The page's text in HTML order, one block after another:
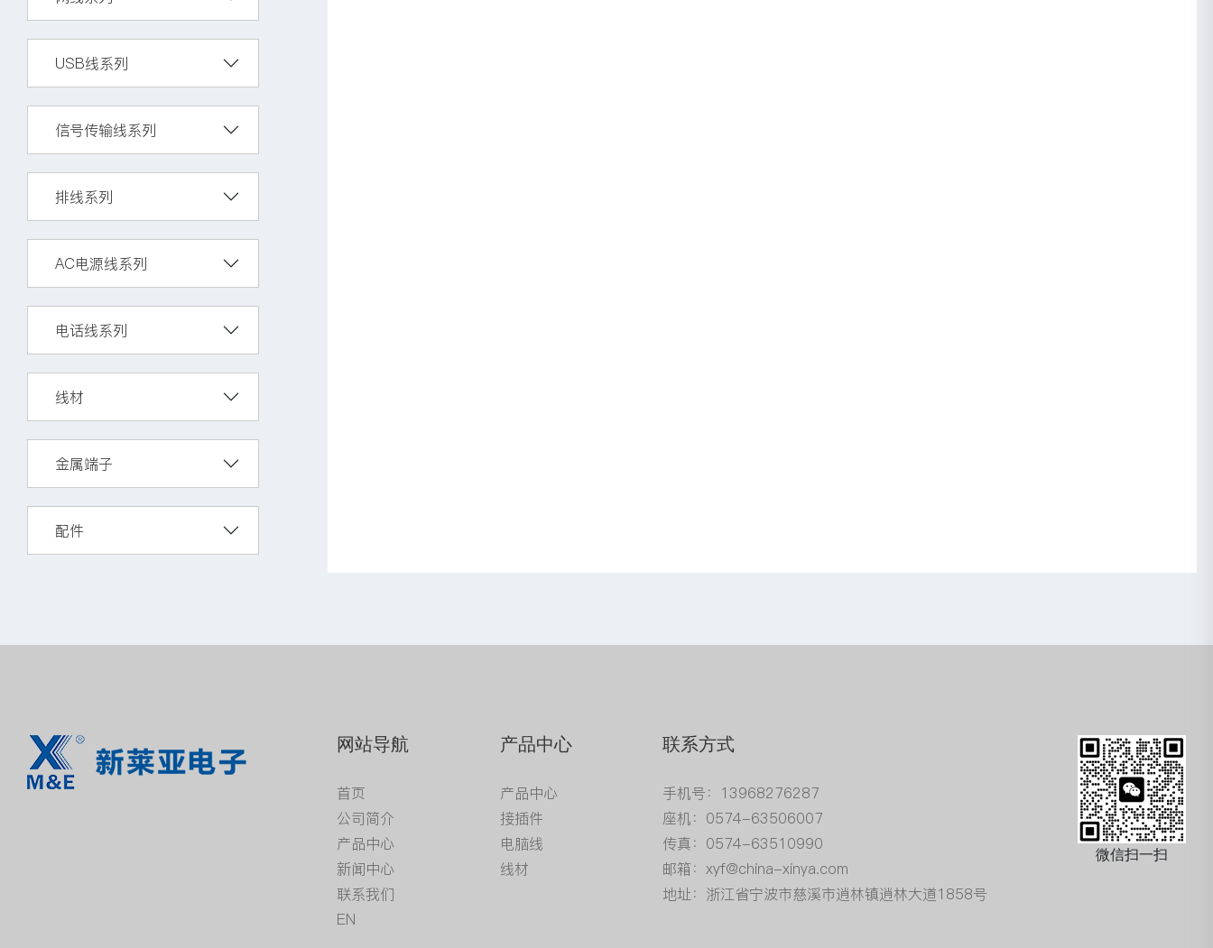
USB线系列
信号传输线系列
排线系列
AC电源线系列
电话线系列
线材
金属端子
配件
网站导航
首页
公司简介
产品中心
新闻中心
联系我们
EN
产品中心
产品中心
接插件
电脑线
线材
联系方式
手机号：13968276287
座机：0574-63506007
传真：0574-63510990
邮箱：xyf@china-xinya.com
地址：浙江省宁波市慈溪市逍林镇逍林大道1858号
微信扫一扫